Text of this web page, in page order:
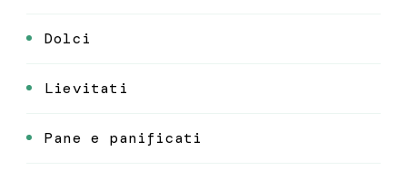
Dolci
Lievitati
Pane e panificati